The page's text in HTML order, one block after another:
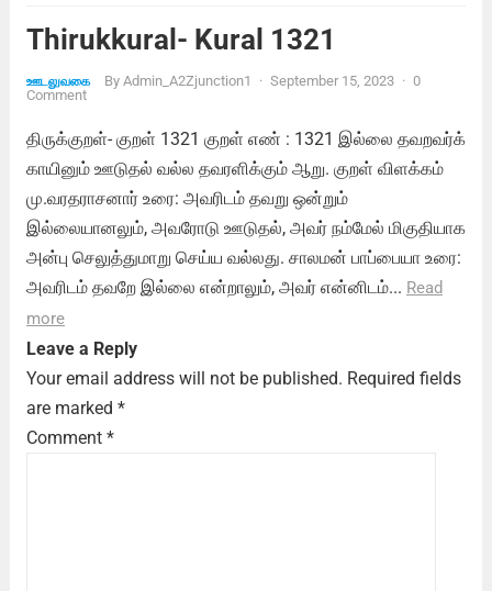
Thirukkural- Kural 1321
ஊடலுவகை By Admin_A2Zjunction1 · September 15, 2023 · 0
Comment
திருக்குறள்- குறள் 1321 குறள் எண் : 1321 இல்லை தவறவர்க்
காயினும் ஊடுதல் வல்ல தவரளிக்கும் ஆறு. குறள் விளக்கம்
மு.வரதராசனார் உரை: அவரிடம் தவறு ஒன்றும்
இல்லையானலும், அவரோடு ஊடுதல், அவர் நம்மேல் மிகுதியாக
அன்பு செலுத்துமாறு செய்ய வல்லது. சாலமன் பாப்பையா உரை:
அவரிடம் தவறே இல்லை என்றாலும், அவர் என்னிடம்... Read
more
Leave a Reply
Your email address will not be published. Required fields
are marked *
Comment *